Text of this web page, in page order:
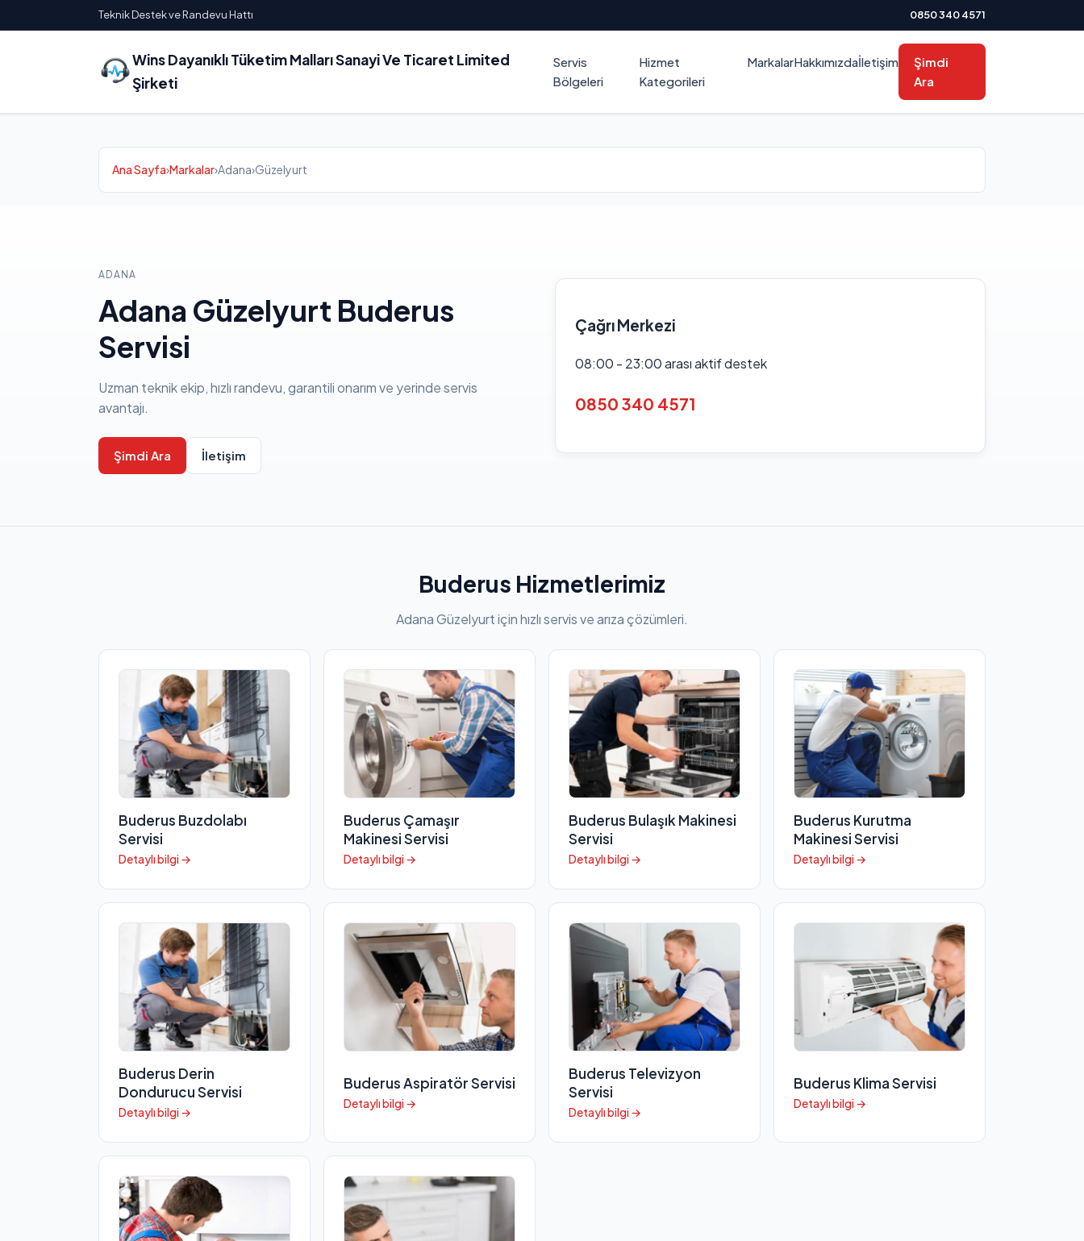
Teknik Destek ve Randevu Hattı 0850 340 4571
Wins Dayanıklı Tüketim Malları Sanayi Ve Ticaret Limited
Şirketi
Servis
Bölgeleri
Hizmet
Kategorileri
MarkalarHakkımızdaİletişim
Şimdi
Ara
Ana Sayfa›Markalar›Adana›Güzelyurt
ADANA
Adana Güzelyurt Buderus
Servisi
Uzman teknik ekip, hızlı randevu, garantili onarım ve yerinde servis
avantajı.
Şimdi Ara İletişim
Çağrı Merkezi
08:00 - 23:00 arası aktif destek
0850 340 4571
Buderus Hizmetlerimiz
Adana Güzelyurt için hızlı servis ve arıza çözümleri.
Buderus Buzdolabı
Servisi
Detaylı bilgi →
Buderus Çamaşır
Makinesi Servisi
Detaylı bilgi →
Buderus Bulaşık Makinesi
Servisi
Detaylı bilgi →
Buderus Kurutma
Makinesi Servisi
Detaylı bilgi →
Buderus Derin
Dondurucu Servisi
Detaylı bilgi →
Buderus Aspiratör Servisi
Detaylı bilgi →
Buderus Televizyon
Servisi
Detaylı bilgi →
Buderus Klima Servisi
Detaylı bilgi →